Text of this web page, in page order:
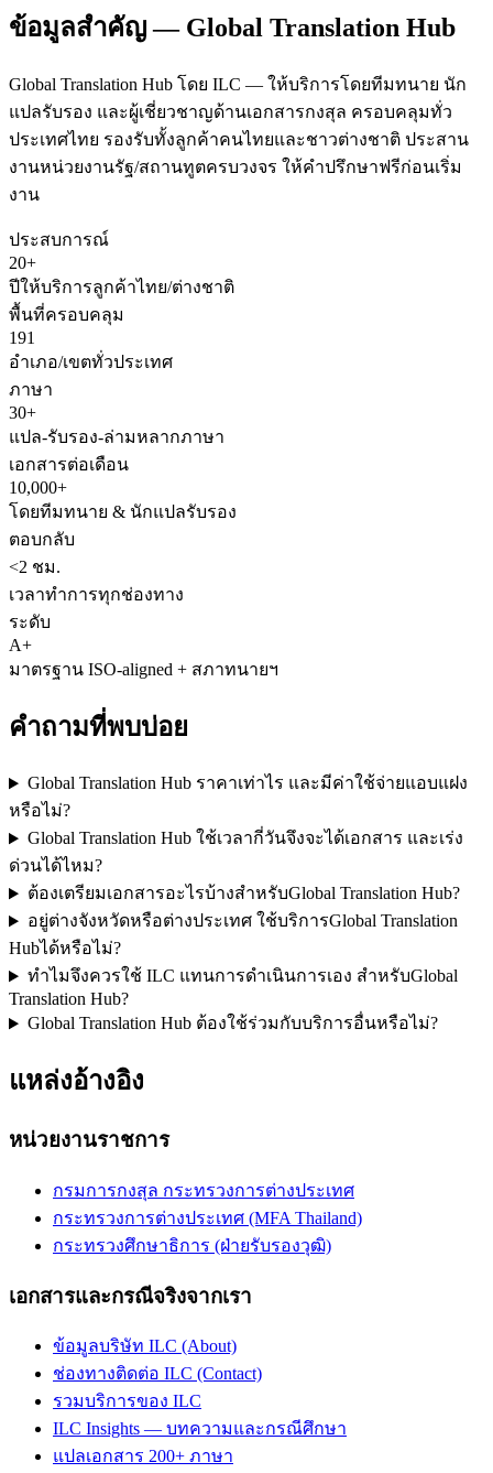
ข้อมูลสำคัญ — Global Translation Hub
Global Translation Hub โดย ILC — ให้บริการโดยทีมทนาย นัก
แปลรับรอง และผู้เชี่ยวชาญด้านเอกสารกงสุล ครอบคลุมทั่ว
ประเทศไทย รองรับทั้งลูกค้าคนไทยและชาวต่างชาติ ประสาน
งานหน่วยงานรัฐ/สถานทูตครบวงจร ให้คำปรึกษาฟรีก่อนเริ่ม
งาน
ประสบการณ์
20+
ปีให้บริการลูกค้าไทย/ต่างชาติ
พื้นที่ครอบคลุม
191
อำเภอ/เขตทั่วประเทศ
ภาษา
30+
แปล-รับรอง-ล่ามหลากภาษา
เอกสารต่อเดือน
10,000+
โดยทีมทนาย & นักแปลรับรอง
ตอบกลับ
<2 ชม.
เวลาทำการทุกช่องทาง
ระดับ
A+
มาตรฐาน ISO-aligned + สภาทนายฯ
คำถามที่พบบ่อย
Global Translation Hub ราคาเท่าไร และมีค่าใช้จ่ายแอบแฝง
หรือไม่?
Global Translation Hub ใช้เวลากี่วันจึงจะได้เอกสาร และเร่ง
ด่วนได้ไหม?
ต้องเตรียมเอกสารอะไรบ้างสำหรับGlobal Translation Hub?
อยู่ต่างจังหวัดหรือต่างประเทศ ใช้บริการGlobal Translation
Hubได้หรือไม่?
ทำไมจึงควรใช้ ILC แทนการดำเนินการเอง สำหรับGlobal
Translation Hub?
Global Translation Hub ต้องใช้ร่วมกับบริการอื่นหรือไม่?
แหล่งอ้างอิง
หน่วยงานราชการ
กรมการกงสุล กระทรวงการต่างประเทศ
กระทรวงการต่างประเทศ (MFA Thailand)
กระทรวงศึกษาธิการ (ฝ่ายรับรองวุฒิ)
เอกสารและกรณีจริงจากเรา
ข้อมูลบริษัท ILC (About)
ช่องทางติดต่อ ILC (Contact)
รวมบริการของ ILC
ILC Insights — บทความและกรณีศึกษา
แปลเอกสาร 200+ ภาษา